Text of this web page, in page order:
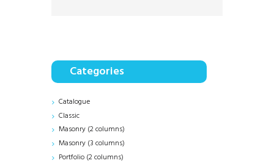
Categories
Catalogue
Classic
Masonry (2 columns)
Masonry (3 columns)
Portfolio (2 columns)